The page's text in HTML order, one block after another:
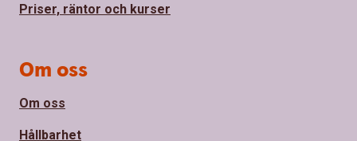
Priser, räntor och kurser
Om oss
Om oss
Hållbarhet